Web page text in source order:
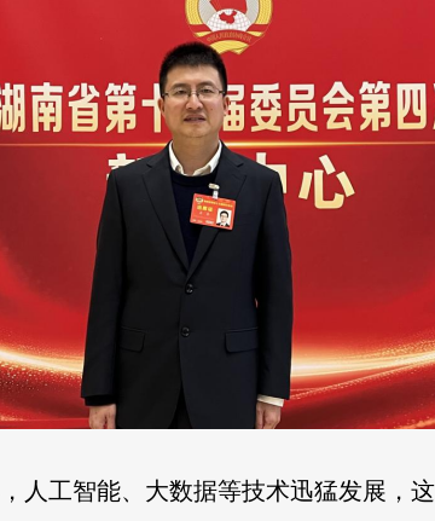
人工智能、大数据等技术迅猛发展，